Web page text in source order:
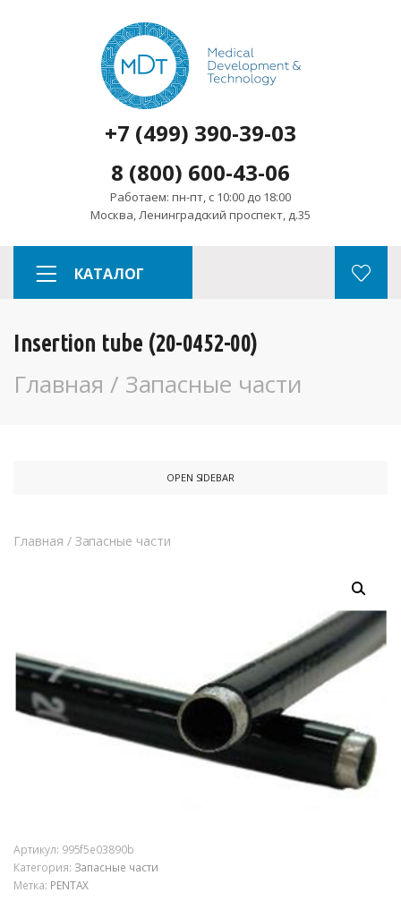
+7 (499) 390-39-03
8 (800) 600-43-06
Работаем: пн-пт, с 10:00 до 18:00
Москва, Ленинградский проспект, д.35
КАТАЛОГ
Insertion tube (20-0452-00)
Главная / Запасные части
OPEN SIDEBAR
Главная / Запасные части
Артикул: 995f5e03890b
Категория: Запасные части
Метка: PENTAX